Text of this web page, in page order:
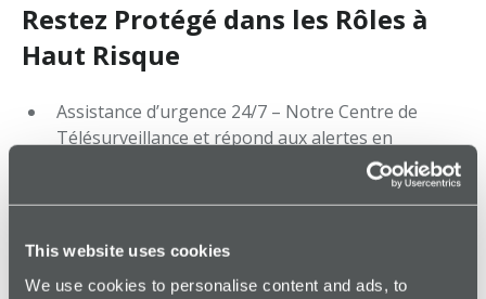
This website uses cookies
We use cookies to personalise content and ads, to
Restez Protégé dans les Rôles à
Haut Risque
Assistance d’urgence 24/7 – Notre Centre de
Télésurveillance et répond aux alertes en
Localisation GPS– Intervention rapide en cas
Dispositifs discrets & faciles à utiliser – Conçus
pour les travailleurs isolés du secteur caritatif.